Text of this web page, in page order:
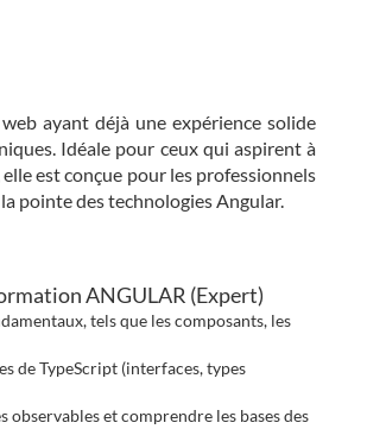
ayant déjà une expérience solide
Idéale pour ceux qui aspirent à
elle est conçue pour les professionnels
pointe des technologies Angular.
ANGULAR (Expert)
tels que les composants, les
de TypeScript (interfaces, types
et comprendre les bases des